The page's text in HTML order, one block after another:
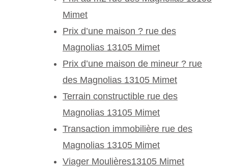
Mimet
Prix d’une maison ? rue des
Magnolias 13105 Mimet
Prix d’une maison de mineur ? rue
des Magnolias 13105 Mimet
Terrain constructible rue des
Magnolias 13105 Mimet
Transaction immobilière rue des
Magnolias 13105 Mimet
Viager Moulières13105 Mimet